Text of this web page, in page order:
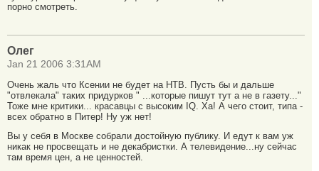
порно смотреть.
Олег
Jan 21 2006 3:31AM
Очень жаль что Ксении не будет на НТВ. Пусть бы и дальше
"отвлекала" таких придурков " ...которые пишут тут а не в газету..."
Тоже мне критики... красавцы с высоким IQ. Ха! А чего стоит, типа -
всех обратно в Питер! Ну уж нет!
Вы у себя в Москве собрали достойную публику. И едут к вам уж
никак не просвещать и не декабристки. А телевидение...ну сейчас
там время цен, а не ценностей.